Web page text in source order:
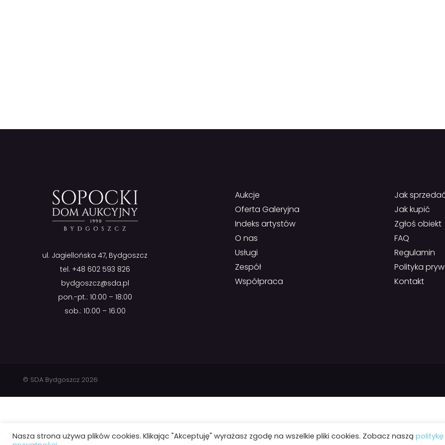
ul. Jagiellońska 47, Bydgoszcz
tel. +48 602 593 826
bydgoszcz@sda.pl
pon.-pt.: 10:00 – 18:00
sob.: 10:00 – 16:00
Aukcje
Oferta Galeryjna
Indeks artystów
O nas
Usługi
Zespół
Współpraca
Jak
Jak kupić
Zgłoś obiekt
FAQ
Regulamin
Polityka
Kontakt
© SDA Bydgoszcz 2026
Nasza strona używa plików cookies. Klikając "Akceptuję" wyrażasz zgodę na wszelkie pliki cookies. Zobacz naszą politykę